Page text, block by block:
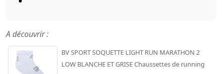
A découvrir :
BV SPORT SOQUETTE LIGHT RUN MARATHON 2
LOW BLANCHE ET GRISE Chaussettes de running